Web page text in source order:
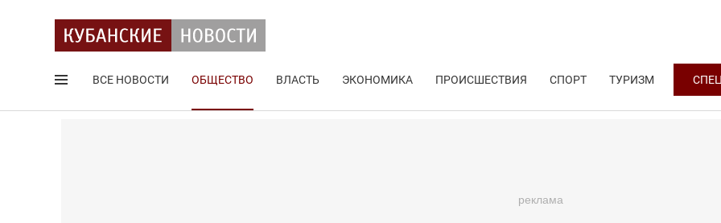
ВСЕ НОВОСТИ ОБЩЕСТВО ВЛАСТЬ ЭКОНОМИКА ПРОИСШЕСТВИЯ СПОРТ ТУРИЗМ